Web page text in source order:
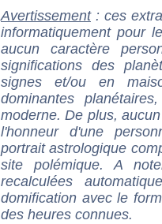
Avertissement: ces
informatiquement pour
aucun caractère
significations des
signes et/ou en
dominantes
moderne. De plus,
l'honneur d'une
portrait astrologique
site polémique. A
recalculées
domification avec le
des heures connues.